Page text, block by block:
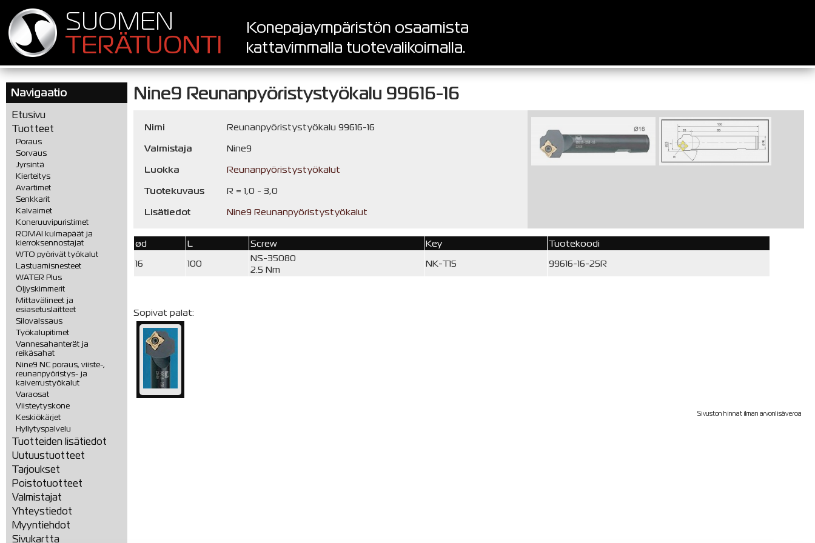
SUOMEN
TERÄTUONTI
Konepajaympäristön osaamista
kattavimmalla tuotevalikoimalla.
Navigaatio
Etusivu
Tuotteet
Poraus
Sorvaus
Jyrsintä
Kierteitys
Avartimet
Senkkarit
Kalvaimet
Koneruuvipuristimet
ROMAI kulmapäät ja
kierroksennostajat
WTO pyörivät työkalut
Lastuamisnesteet
WATER Plus
Öljyskimmerit
Mittavälineet ja
esiasetuslaitteet
Silovalssaus
Työkalupitimet
Vannesahanterät ja
reikäsahat
Nine9 NC poraus, viiste-,
reunanpyöristys- ja
kaiverrustyökalut
Varaosat
Viisteytyskone
Keskiökärjet
Hyllytyspalvelu
Tuotteiden lisätiedot
Uutuustuotteet
Tarjoukset
Poistotuotteet
Valmistajat
Yhteystiedot
Myyntiehdot
Sivukartta
Nine9 Reunanpyöristystyökalu 99616-16
Nimi
Reunanpyöristystyökalu 99616-16
Valmistaja
Nine9
Luokka
Reunanpyöristystyökalut
Tuotekuvaus
R = 1,0 - 3,0
Lisätiedot
Nine9 Reunanpyöristystyökalut
ød L Screw Key
Tuotekoodi
16
100
NS-35080
2.5 Nm
NK-T15 99616-16-25R
Sopivat palat:
Sivuston hinnat ilman arvonlisäveroa